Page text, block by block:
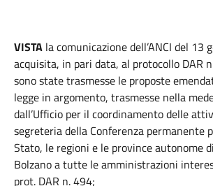
VISTA la comunicazione dell’ANCI del 13
acquisita, in pari data, al protocollo DAR
sono state trasmesse le proposte
legge in argomento, trasmesse nella
dall’Ufficio per il coordinamento delle
segreteria della Conferenza permanente
Stato, le regioni e le province autonome
Bolzano a tutte le amministrazioni
prot. DAR n. 494;